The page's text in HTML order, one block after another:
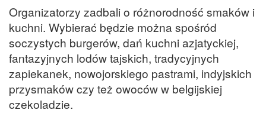
Organizatorzy zadbali o różnorodność smaków i
kuchni. Wybierać będzie można spośród
soczystych burgerów, dań kuchni azjatyckiej,
fantazyjnych lodów tajskich, tradycyjnych
zapiekanek, nowojorskiego pastrami, indyjskich
przysmaków czy też owoców w belgijskiej
czekoladzie.